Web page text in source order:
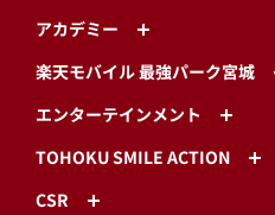
アカデミー
楽天モバイル 最強パーク宮城
エンターテインメント
TOHOKU SMILE ACTION
CSR